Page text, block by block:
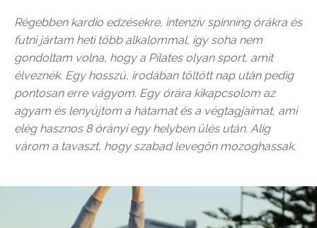
Régebben kardio edzésekre, intenzív spinning órákra és
futni jártam heti több alkalommal, így soha nem
gondoltam volna, hogy a Pilates olyan sport, amit
élveznék. Egy hosszú, irodában töltött nap után pedig
pontosan erre vágyom. Egy órára kikapcsolom az
agyam és lenyújtom a hátamat és a végtagjaimat, ami
elég hasznos 8 órányi egy helyben ülés után. Alig
várom a tavaszt, hogy szabad levegőn mozoghassak.